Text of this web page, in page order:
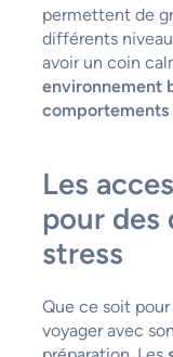
permettent de
différents
avoir un coin
environnement
comportements
Les
pour des
stress
Que ce soit
voyager avec